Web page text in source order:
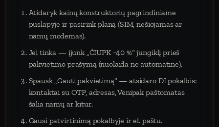
Atidaryk kainų konstruktorių pagrindiniame
puslapyje ir pasirink planą (SIM, nešiojamas ar
namų modemas).
Jei tinka — įjunk „ČIUPK −40 %“ jungiklį prieš
pakvietimo prašymą (nuolaida ne automatinė).
Spausk „Gauti pakvietimą“ — atsidaro DI pokalbis:
kontaktai su OTP, adresas, Venipak paštomatas
šalia namų ar kitur.
Gausi patvirtinimą pokalbyje ir el. paštu.